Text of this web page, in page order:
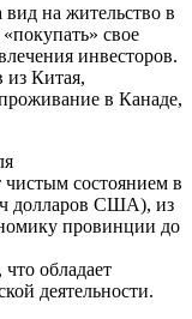
на жительство в
свое
инвесторов.
из Китая,
в Канаде,
чистым состоянием в
долларов США), из
провинции до
обладает
деятельности.